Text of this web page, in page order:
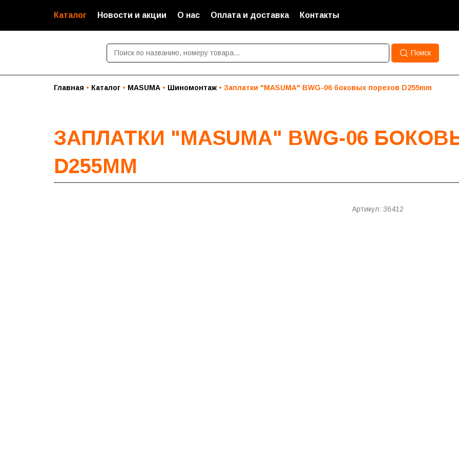
Каталог Новости и акции О нас Оплата и доставка Контакты
Поиск
Главная Каталог MASUMA Шиномонтаж Заплатки "MASUMA" BWG-06 боковых порезов D255mm
ЗАПЛАТКИ "MASUMA" BWG-06
D255MM
Артикул: 36412